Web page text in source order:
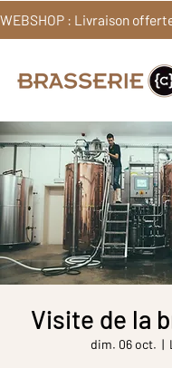
WEBSHOP : Livraison
Visite de la
dim. 06 oct.
  |